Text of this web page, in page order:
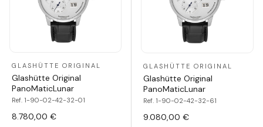
GLASHÜTTE ORIGINAL
Glashütte Original
PanoMaticLunar
Ref. 1-90-02-42-32-01
8.780,00 €
GLASHÜTTE ORIGINAL
Glashütte Original
PanoMaticLunar
Ref. 1-90-02-42-32-61
9.080,00 €